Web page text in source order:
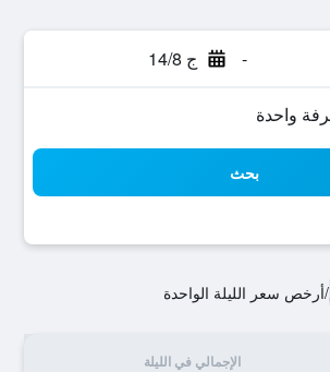
- ج 14/8
بحث
/أرخص سعر الليلة الواحدة
الإجمالي في الليلة